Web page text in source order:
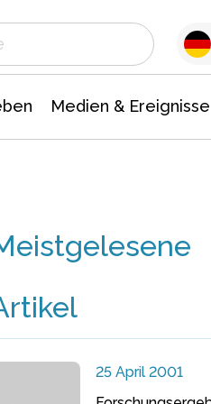
Medien & Ereignisse
25 April 2001